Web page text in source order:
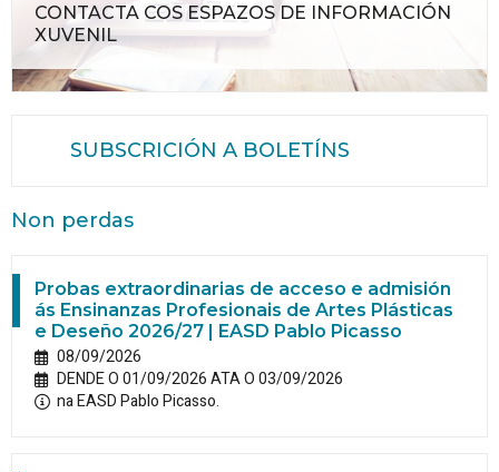
CONTACTA COS ESPAZOS DE INFORMACIÓN
XUVENIL
SUBSCRICIÓN A BOLETÍNS
Non perdas
Probas extraordinarias de acceso e admisión
ás Ensinanzas Profesionais de Artes Plásticas
e Deseño 2026/27 | EASD Pablo Picasso
08/09/2026
DENDE O 01/09/2026 ATA O 03/09/2026
na EASD Pablo Picasso.